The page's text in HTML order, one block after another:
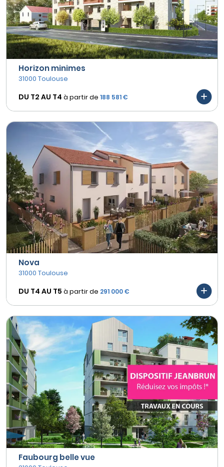
Horizon minimes
31000 Toulouse
DU T2 AU T4 à partir de 188 581 €
Nova
31000 Toulouse
DU T4 AU T5 à partir de 291 000 €
Faubourg belle vue